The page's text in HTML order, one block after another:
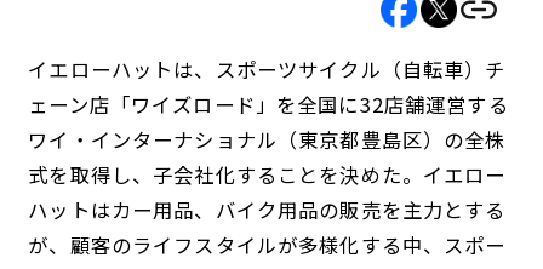
イエローハットは、スポーツサイクル（自転車）チ
ェーン店「ワイズロード」を全国に32店舗運営する
ワイ・インターナショナル（東京都豊島区）の全株
式を取得し、子会社化することを決めた。イエロー
ハットはカー用品、バイク用品の販売を主力とする
が、顧客のライフスタイルが多様化する中、スポー